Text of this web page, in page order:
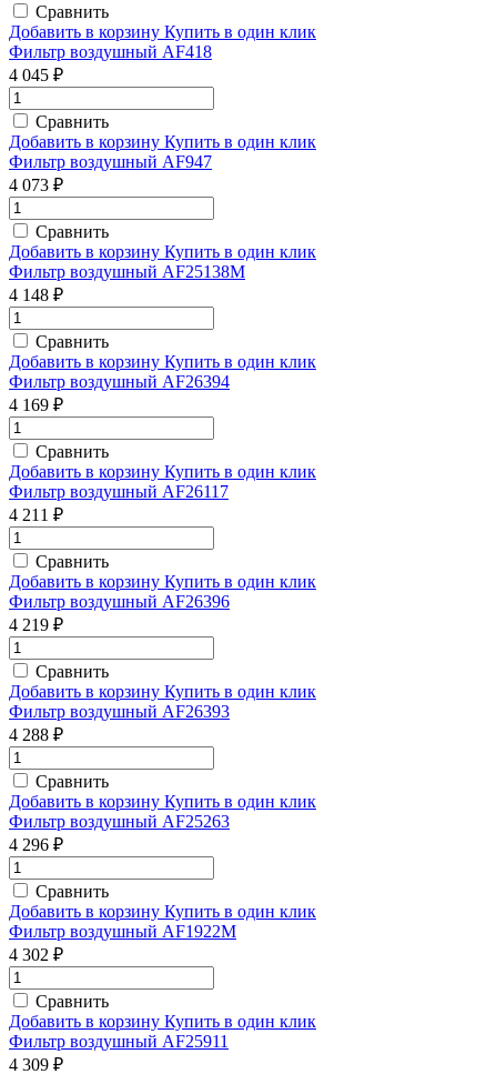
Сравнить
Добавить в корзину Купить в один клик
Фильтр воздушный AF418
4 045 ₽
Сравнить
Добавить в корзину Купить в один клик
Фильтр воздушный AF947
4 073 ₽
Сравнить
Добавить в корзину Купить в один клик
Фильтр воздушный AF25138M
4 148 ₽
Сравнить
Добавить в корзину Купить в один клик
Фильтр воздушный AF26394
4 169 ₽
Сравнить
Добавить в корзину Купить в один клик
Фильтр воздушный AF26117
4 211 ₽
Сравнить
Добавить в корзину Купить в один клик
Фильтр воздушный AF26396
4 219 ₽
Сравнить
Добавить в корзину Купить в один клик
Фильтр воздушный AF26393
4 288 ₽
Сравнить
Добавить в корзину Купить в один клик
Фильтр воздушный AF25263
4 296 ₽
Сравнить
Добавить в корзину Купить в один клик
Фильтр воздушный AF1922M
4 302 ₽
Сравнить
Добавить в корзину Купить в один клик
Фильтр воздушный AF25911
4 309 ₽